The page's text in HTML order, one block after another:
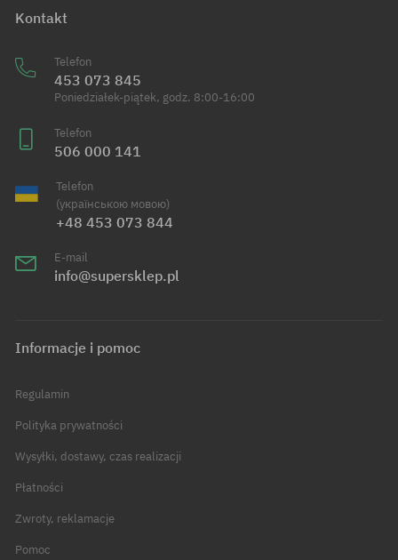
Kontakt
Telefon
453 073 845
Poniedziałek-piątek, godz. 8:00-16:00
Telefon
506 000 141
Telefon
(українською мовою)
+48 453 073 844
E-mail
info@supersklep.pl
Informacje i pomoc
Regulamin
Polityka prywatności
Wysyłki, dostawy, czas realizacji
Płatności
Zwroty, reklamacje
Pomoc